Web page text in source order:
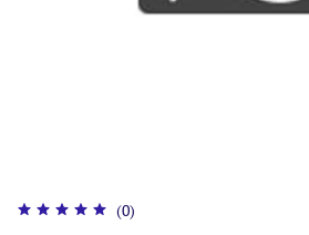
(0)